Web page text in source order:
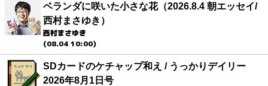
ベランダに咲いた小さな花（2026.8.4 朝エッセイ/
西村まさゆき）
西村まさゆき
(08.04 10:00)
SDカードのケチャップ和え / うっかりデイリー
2026年8月1日号